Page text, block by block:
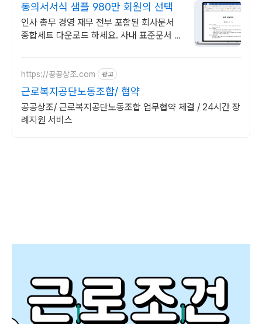
동의서서식 샘플 980만 회원의 선택
인사 총무 경영 재무 전부 포함된 회사문서
종합세트 다운로드 하세요. 사내 표준문서 바
https://공공상조.com 광고
근로복지공단노동조합/ 협약
공공상조/ 근로복지공단노동조합 업무협약 체결 / 24시간 장
례지원 서비스